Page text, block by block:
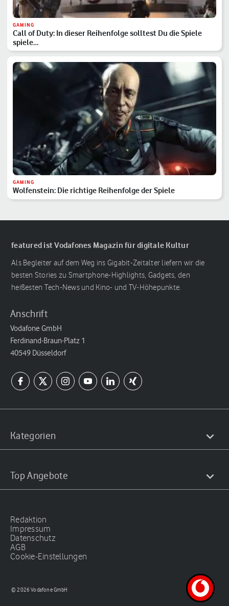
GAMING
Call of Duty: In dieser Reihenfolge solltest Du die Spiele
spiele…
GAMING
Wolfenstein: Die richtige Reihenfolge der Spiele
featured ist Vodafones Magazin für digitale Kultur
Als Begleiter auf dem Weg ins Gigabit-Zeitalter liefern wir die
besten Stories zu Smartphone-Highlights, Gadgets, den
heißesten Tech-News und Kino- und TV-Höhepunkte.
Anschrift
Vodafone GmbH
Ferdinand-Braun-Platz 1
40549 Düsseldorf
Kategorien
Top Angebote
Redaktion
Impressum
Datenschutz
AGB
Cookie-Einstellungen
© 2026 Vodafone GmbH